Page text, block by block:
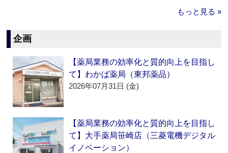
もっと見る »
企画
【薬局業務の効率化と質的向上を目指し
て】わかば薬局（東邦薬品）
2026年07月31日 (金)
【薬局業務の効率化と質的向上を目指し
て】大手薬局笹崎店（三菱電機デジタル
イノベーション）